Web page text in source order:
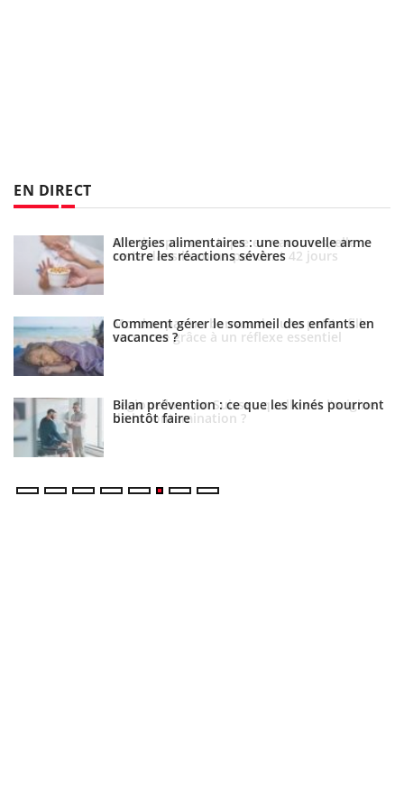
EN DIRECT
Allergies alimentaires : une nouvelle arme
contre les réactions sévères
Comment gérer le sommeil des enfants en
vacances ?
Bilan prévention : ce que les kinés pourront
bientôt faire